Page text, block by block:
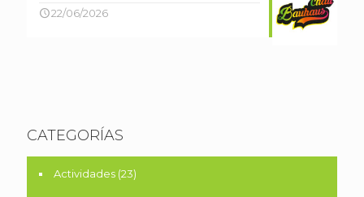
22/06/2026
CATEGORÍAS
Actividades (23)